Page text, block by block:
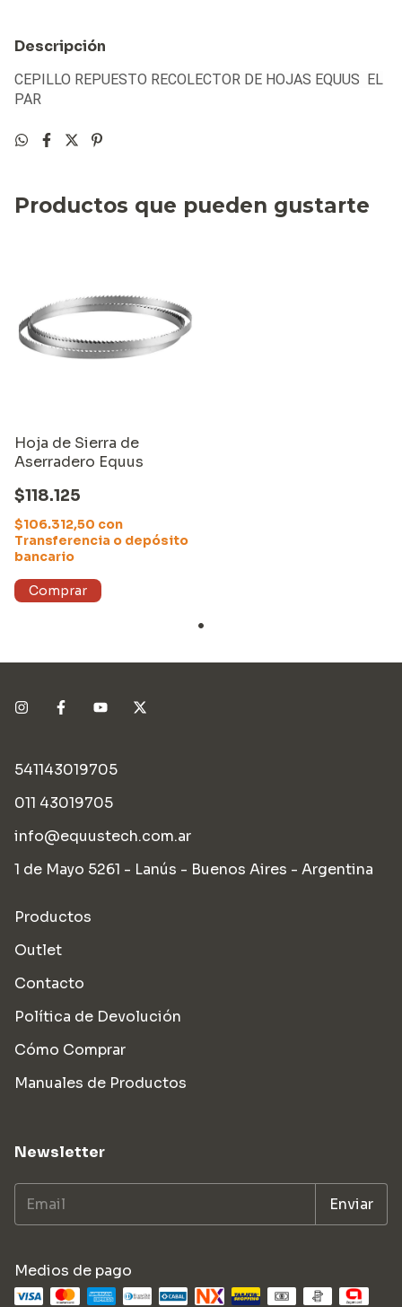
Descripción
CEPILLO REPUESTO RECOLECTOR DE HOJAS EQUUS EL
PAR
Productos que pueden gustarte
Hoja de Sierra de
Aserradero Equus
$118.125
$106.312,50 con
Transferencia o depósito
bancario
541143019705
011 43019705
info@equustech.com.ar
1 de Mayo 5261 - Lanús - Buenos Aires - Argentina
Productos
Outlet
Contacto
Política de Devolución
Cómo Comprar
Manuales de Productos
Newsletter
Medios de pago